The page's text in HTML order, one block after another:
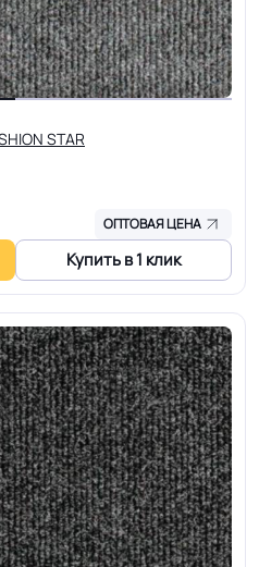
STAR
ОПТОВАЯ ЦЕНА
Купить в 1 клик